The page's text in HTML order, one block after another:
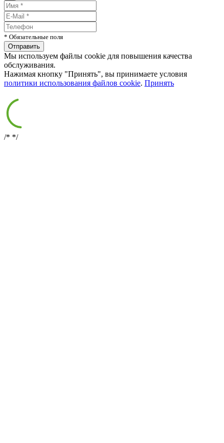
* Обязательные поля
Мы используем файлы cookie для повышения качества
обслуживания.
Нажимая кнопку "Принять", вы принимаете условия
политики использования файлов cookie. Принять
/* */